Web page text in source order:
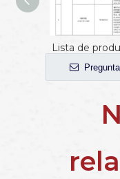
Lista de